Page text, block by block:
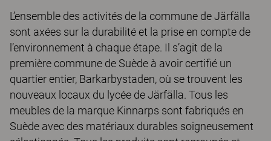
L’ensemble des activités de la commune de Järfälla
sont axées sur la durabilité et la prise en compte de
l’environnement à chaque étape. Il s’agit de la
première commune de Suède à avoir certifié un
quartier entier, Barkarbystaden, où se trouvent les
nouveaux locaux du lycée de Järfälla. Tous les
meubles de la marque Kinnarps sont fabriqués en
Suède avec des matériaux durables soigneusement